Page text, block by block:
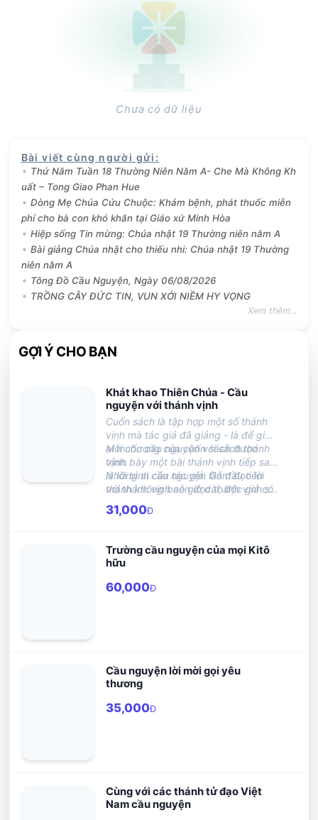
Chưa có dữ liệu
Bài viết cùng người gửi :
Thứ Năm Tuần 18 Thường Niên Năm A- Che Mà Không Kh
uất – Tong Giao Phan Hue
Dòng Mẹ Chúa Cứu Chuộc: Khám bệnh, phát thuốc miễn
phí cho bà con khó khăn tại Giáo xứ Minh Hòa
Hiệp sống Tin mừng: Chúa nhật 19 Thường niên năm A
Bài giảng Chúa nhật cho thiếu nhi: Chúa nhật 19 Thường
niên năm A
Tông Đồ Cầu Nguyện, Ngày 06/08/2026
TRỒNG CÂY ĐỨC TIN, VUN XỚI NIỀM HY VỌNG
Xem thêm...
GỢI Ý CHO BẠN
Khát khao Thiên Chúa - Cầu
nguyện với thánh vịnh
Cuốn sách là tập hợp một số thánh
vịnh mà tác giả đã giảng - là để giúp
ai muốn cầu nguyện với sách thánh
vịnh.
Mỗi chương của cuốn sách được
trình bày một bài thánh vịnh tiếp sau
là lời bình của tác giả. Gẫm đọc lời
thánh không bao giờ dài, độc giả có
thể đọc thánh vịnh trong giờ giải lao
hằng ngày, để lòng lắng xuống và
dẫn.
Những ai cầu nguyện lần đầu tiên
với thánh vịnh nên đọc thánh vịnh số
23 và 131 là các thánh vịnh mà tác
giả dùng để mở đầu cho các lớp học
thánh vịnh.
31,000Đ
Trường cầu nguyện của mọi Kitô
hữu
60,000Đ
Cầu nguyện lời mời gọi yêu
thương
35,000Đ
Cùng với các thánh tử đạo Việt
Nam cầu nguyện